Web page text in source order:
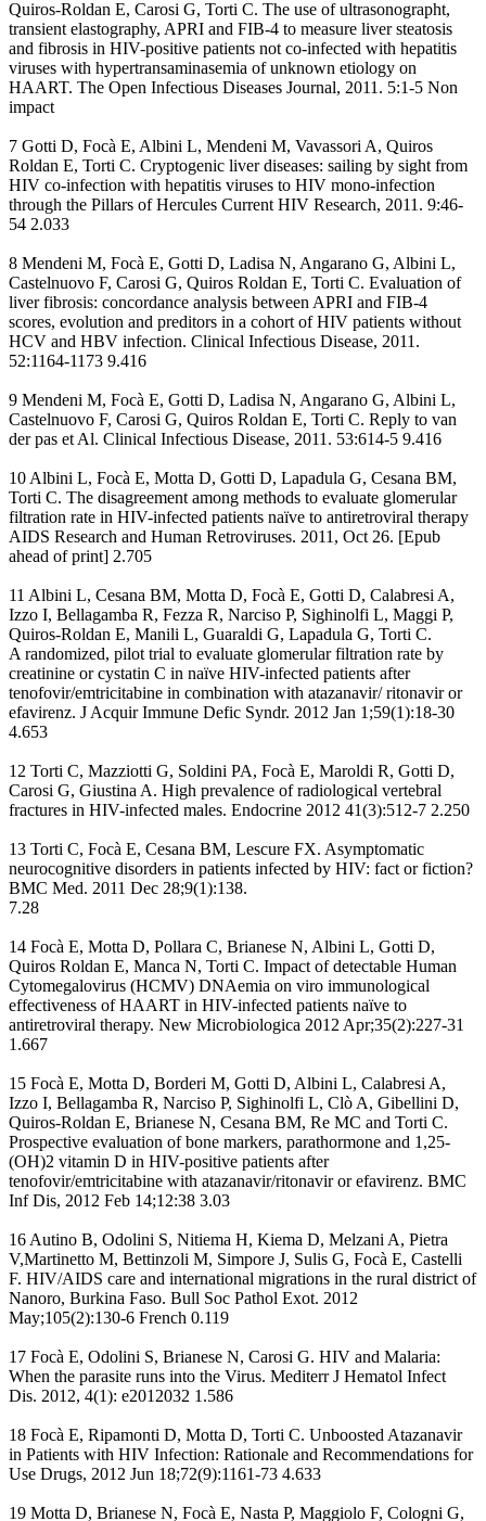
Quiros-Roldan E, Carosi G, Torti C. The use of ultrasonographt,
transient elastography, APRI and FIB-4 to measure liver steatosis
and fibrosis in HIV-positive patients not co-infected with hepatitis
viruses with hypertransaminasemia of unknown etiology on
HAART. The Open Infectious Diseases Journal, 2011. 5:1-5 Non
impact
7 Gotti D, Focà E, Albini L, Mendeni M, Vavassori A, Quiros
Roldan E, Torti C. Cryptogenic liver diseases: sailing by sight from
HIV co-infection with hepatitis viruses to HIV mono-infection
through the Pillars of Hercules Current HIV Research, 2011. 9:46-
54 2.033
8 Mendeni M, Focà E, Gotti D, Ladisa N, Angarano G, Albini L,
Castelnuovo F, Carosi G, Quiros Roldan E, Torti C. Evaluation of
liver fibrosis: concordance analysis between APRI and FIB-4
scores, evolution and preditors in a cohort of HIV patients without
HCV and HBV infection. Clinical Infectious Disease, 2011.
52:1164-1173 9.416
9 Mendeni M, Focà E, Gotti D, Ladisa N, Angarano G, Albini L,
Castelnuovo F, Carosi G, Quiros Roldan E, Torti C. Reply to van
der pas et Al. Clinical Infectious Disease, 2011. 53:614-5 9.416
10 Albini L, Focà E, Motta D, Gotti D, Lapadula G, Cesana BM,
Torti C. The disagreement among methods to evaluate glomerular
filtration rate in HIV-infected patients naïve to antiretroviral therapy
AIDS Research and Human Retroviruses. 2011, Oct 26. [Epub
ahead of print] 2.705
11 Albini L, Cesana BM, Motta D, Focà E, Gotti D, Calabresi A,
Izzo I, Bellagamba R, Fezza R, Narciso P, Sighinolfi L, Maggi P,
Quiros-Roldan E, Manili L, Guaraldi G, Lapadula G, Torti C.
A randomized, pilot trial to evaluate glomerular filtration rate by
creatinine or cystatin C in naïve HIV-infected patients after
tenofovir/emtricitabine in combination with atazanavir/ ritonavir or
efavirenz. J Acquir Immune Defic Syndr. 2012 Jan 1;59(1):18-30
4.653
12 Torti C, Mazziotti G, Soldini PA, Focà E, Maroldi R, Gotti D,
Carosi G, Giustina A. High prevalence of radiological vertebral
fractures in HIV-infected males. Endocrine 2012 41(3):512-7 2.250
13 Torti C, Focà E, Cesana BM, Lescure FX. Asymptomatic
neurocognitive disorders in patients infected by HIV: fact or fiction?
BMC Med. 2011 Dec 28;9(1):138.
7.28
14 Focà E, Motta D, Pollara C, Brianese N, Albini L, Gotti D,
Quiros Roldan E, Manca N, Torti C. Impact of detectable Human
Cytomegalovirus (HCMV) DNAemia on viro immunological
effectiveness of HAART in HIV-infected patients naïve to
antiretroviral therapy. New Microbiologica 2012 Apr;35(2):227-31
1.667
15 Focà E, Motta D, Borderi M, Gotti D, Albini L, Calabresi A,
Izzo I, Bellagamba R, Narciso P, Sighinolfi L, Clò A, Gibellini D,
Quiros-Roldan E, Brianese N, Cesana BM, Re MC and Torti C.
Prospective evaluation of bone markers, parathormone and 1,25-
(OH)2 vitamin D in HIV-positive patients after
tenofovir/emtricitabine with atazanavir/ritonavir or efavirenz. BMC
Inf Dis, 2012 Feb 14;12:38 3.03
16 Autino B, Odolini S, Nitiema H, Kiema D, Melzani A, Pietra
V,Martinetto M, Bettinzoli M, Simpore J, Sulis G, Focà E, Castelli
F. HIV/AIDS care and international migrations in the rural district of
Nanoro, Burkina Faso. Bull Soc Pathol Exot. 2012
May;105(2):130-6 French 0.119
17 Focà E, Odolini S, Brianese N, Carosi G. HIV and Malaria:
When the parasite runs into the Virus. Mediterr J Hematol Infect
Dis. 2012, 4(1): e2012032 1.586
18 Focà E, Ripamonti D, Motta D, Torti C. Unboosted Atazanavir
in Patients with HIV Infection: Rationale and Recommendations for
Use Drugs, 2012 Jun 18;72(9):1161-73 4.633
19 Motta D, Brianese N, Focà E, Nasta P, Maggiolo F, Cologni G,